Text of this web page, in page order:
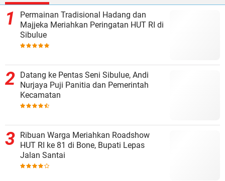
Permainan Tradisional Hadang dan
Majjeka Meriahkan Peringatan HUT RI di
Sibulue
Datang ke Pentas Seni Sibulue, Andi
Nurjaya Puji Panitia dan Pemerintah
Kecamatan
Ribuan Warga Meriahkan Roadshow
HUT RI ke 81 di Bone, Bupati Lepas
Jalan Santai